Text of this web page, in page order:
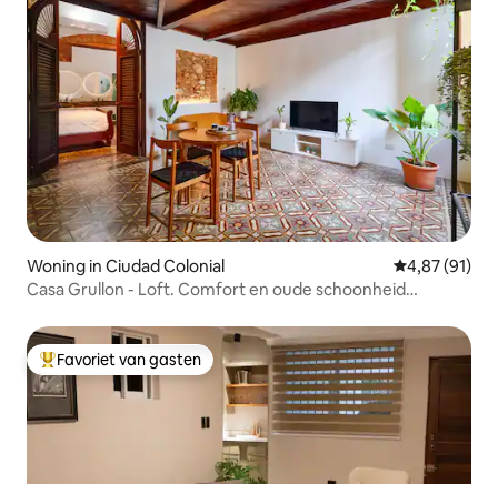
Woning in Ciudad Colonial Gemiddelde
4,87 (91)
Casa Grullon - Loft. Comfort en oude schoonheid
Topfavoriet van gasten
Favoriet van gasten